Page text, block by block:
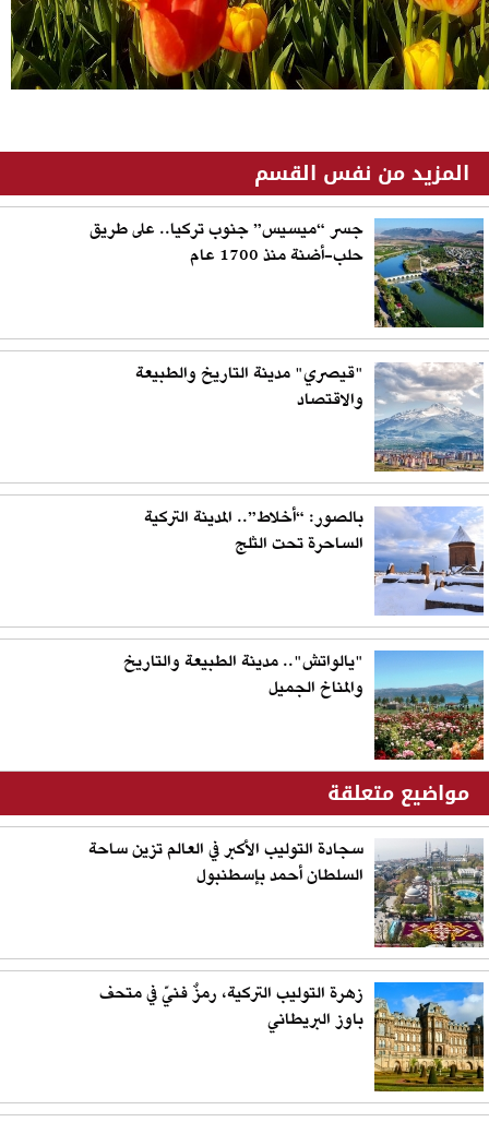
المزيد من نفس القسم
جسر “ميسيس” جنوب تركيا.. على طريق
حلب-أضنة منذ 1700 عام
"قيصري" مدينة التاريخ والطبيعة
والاقتصاد
بالصور: “أخلاط”.. المدينة التركية
الساحرة تحت الثلج
"يالواتش".. مدينة الطبيعة والتاريخ
والمناخ الجميل
مواضيع متعلقة
سجادة التوليب الأكبر في العالم تزين ساحة
السلطان أحمد بإسطنبول
زهرة التوليب التركية، رمزٌ فنيّ في متحف
باوز البريطاني